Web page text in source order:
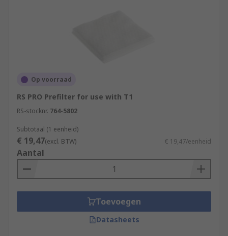
Op voorraad
RS PRO Prefilter for use with T1
RS-stocknr. 764-5802
Subtotaal (1 eenheid)
€ 19,47(excl. BTW) € 19,47/eenheid
Aantal
Toevoegen
Datasheets